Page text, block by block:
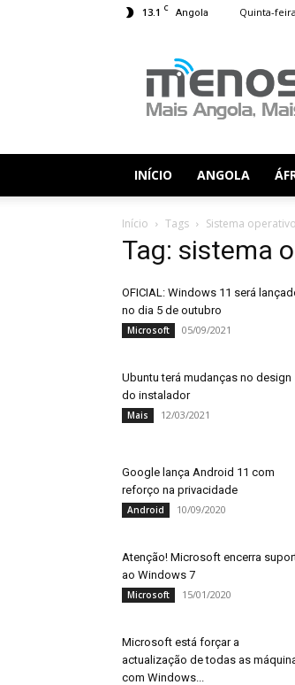
13.1 C Angola Quinta-
Fios
INÍCIO ANGOLA
Início Tags Sistema operativo
Tag: sistema
OFICIAL: Windows 11 será
no dia 5 de outubro
Microsoft 05/09/2021
Ubuntu terá mudanças no design
do instalador
Mais 12/03/2021
Google lança Android 11 com
reforço na privacidade
Android 10/09/2020
Atenção! Microsoft encerra
ao Windows 7
Microsoft 15/01/2020
Microsoft está forçar a
actualização de todas as
com Windows...